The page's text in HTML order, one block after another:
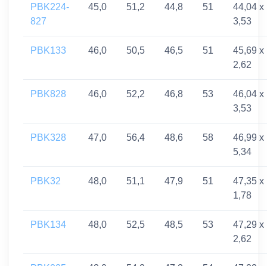
PBK224-
827
45,0 51,2 44,8 51
44,04 x
3,53
PBK133 46,0 50,5 46,5 51
45,69 x
2,62
PBK828 46,0 52,2 46,8 53
46,04 x
3,53
PBK328 47,0 56,4 48,6 58
46,99 x
5,34
PBK32 48,0 51,1 47,9 51
47,35 x
1,78
PBK134 48,0 52,5 48,5 53
47,29 x
2,62